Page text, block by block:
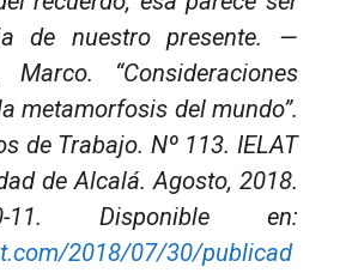
de nuestro presente. —
Marco. “Consideraciones
metamorfosis del mundo”.
de Trabajo. Nº 113. IELAT
de Alcalá. Agosto, 2018.
Disponible en:
2018/07/30/publicad